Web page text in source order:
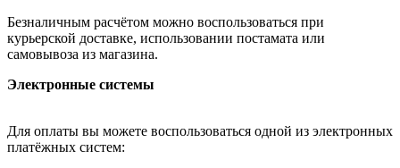
Безналичным расчётом можно воспользоваться при
курьерской доставке, использовании постамата или
самовывоза из магазина.
Электронные системы
Для оплаты вы можете воспользоваться одной из электронных
платёжных систем: